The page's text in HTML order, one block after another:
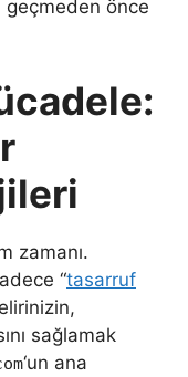
geçmeden önce
zamanı.
“tasarruf
sağlamak
‘un ana